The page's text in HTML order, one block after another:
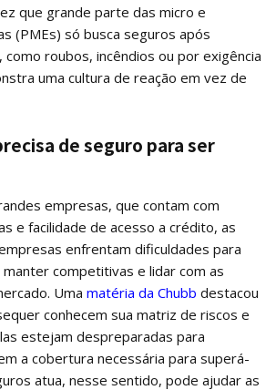
que grande parte das micro e
(PMEs) só busca seguros após
roubos, incêndios ou por exigência
uma cultura de reação em vez de
de seguro para ser
empresas, que contam com
e facilidade de acesso a crédito, as
enfrentam dificuldades para
competitivas e lidar com as
Uma matéria da Chubb destacou
conhecem sua matriz de riscos e
estejam despreparadas para
a cobertura necessária para superá-
atua, nesse sentido, pode ajudar as